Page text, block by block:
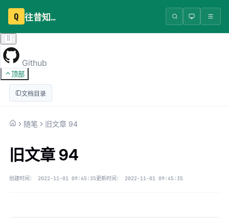
Q 往昔知识库
Github
顶部
文档目录
随笔 旧文章 94
旧文章 94
创建时间： 2022-11-01 09:45:35更新时间： 2022-11-01 09:45:35